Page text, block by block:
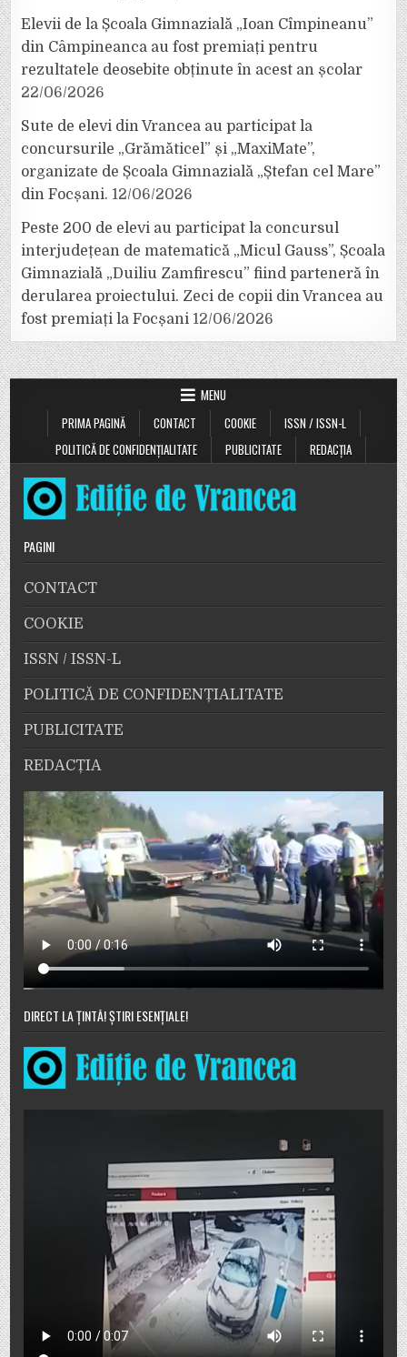
Elevii de la Școala Gimnazială „Ioan Cîmpineanu”
din Câmpineanca au fost premiați pentru
rezultatele deosebite obținute în acest an școlar
22/06/2026
Sute de elevi din Vrancea au participat la
concursurile „Grămăticel” și „MaxiMate”,
organizate de Școala Gimnazială „Ștefan cel Mare”
din Focșani. 12/06/2026
Peste 200 de elevi au participat la concursul
interjudețean de matematică „Micul Gauss”, Școala
Gimnazială „Duiliu Zamfirescu” fiind parteneră în
derularea proiectului. Zeci de copii din Vrancea au
fost premiați la Focșani 12/06/2026
MENU
PRIMA PAGINĂ
CONTACT COOKIE
ISSN / ISSN-L
POLITICĂ DE CONFIDENȚIALITATE
PUBLICITATE REDACȚIA
PAGINI
CONTACT
COOKIE
ISSN / ISSN-L
POLITICĂ DE CONFIDENȚIALITATE
PUBLICITATE
REDACȚIA
DIRECT LA ȚINTĂ! ȘTIRI ESENȚIALE!